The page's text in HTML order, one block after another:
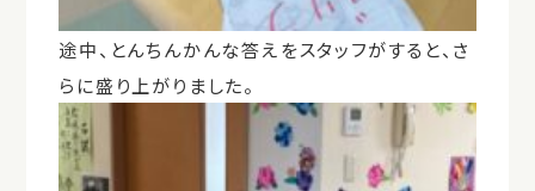
途中、とんちんかんな答えをスタッフがすると、さ
らに盛り上がりました。